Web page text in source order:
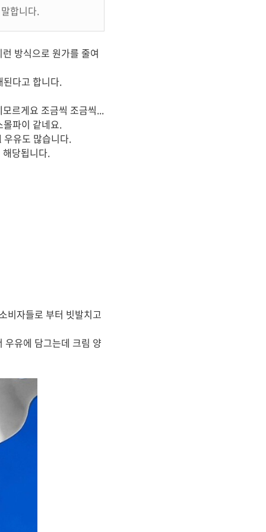
합니다.
방식으로 원가를 줄여
다고 합니다.
르게요 조금씩 조금씩...
파이 같네요.
유도 많습니다.
당됩니다.
비자들로 부터 빗발치고
우유에 담그는데 크림 양